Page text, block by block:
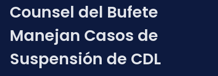
Counsel del Bufete
Manejan Casos de
Suspensión de CDL